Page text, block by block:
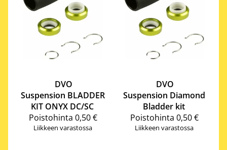
DVO
Suspension BLADDER
KIT ONYX DC/SC
Poistohinta 0,50 €
Liikkeen varastossa
DVO
Suspension Diamond
Bladder kit
Poistohinta 0,50 €
Liikkeen varastossa